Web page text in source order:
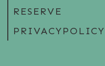
RESERVE
PRIVACYPOLICY